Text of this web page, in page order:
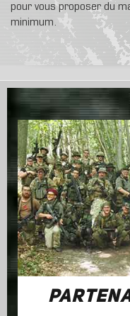
pour vous proposer du
minimum.